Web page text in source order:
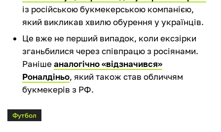
із російською букмекерською компанією,
який викликав хвилю обурення у українців.
Це вже не перший випадок, коли ексзірки
зганьбилися через співпрацю з росіянами.
Раніше аналогічно «відзначився»
Роналдіньо, який також став обличчям
букмекерів з РФ.
Футбол